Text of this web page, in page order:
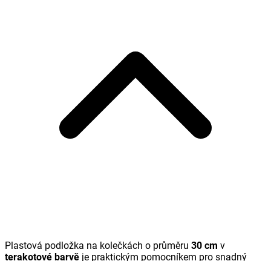
Plastová podložka na kolečkách o průměru 30 cm v
terakotové barvě je praktickým pomocníkem pro snadný